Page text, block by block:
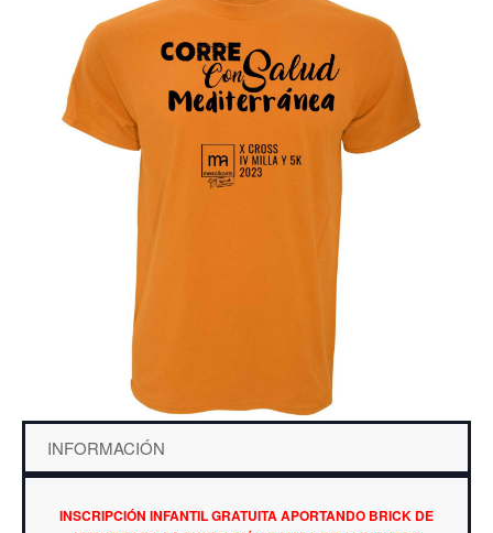
INFORMACIÓN
INSCRIPCIÓN INFANTIL GRATUITA APORTANDO BRICK DE